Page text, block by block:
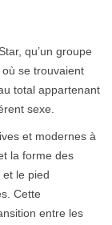
qu’un groupe
se trouvaient
total appartenant
sexe.
et modernes à
la forme des
et le pied
Cette
entre les